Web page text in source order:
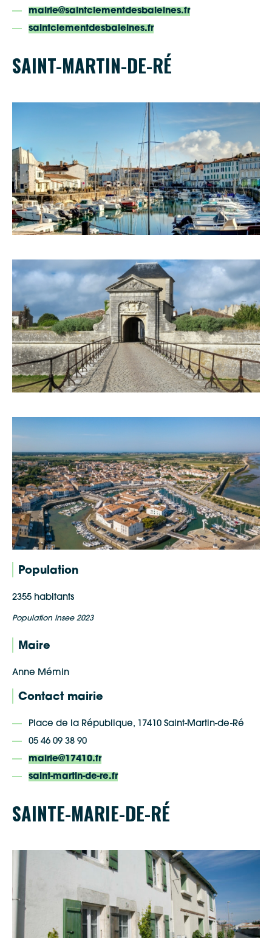
mairie@saintclementdesbaleines.fr
saintclementdesbaleines.fr
SAINT-MARTIN-DE-RÉ
Population
2355 habitants
Population Insee 2023
Maire
Anne Mémin
Contact mairie
Place de la République, 17410 Saint-Martin-de-Ré
05 46 09 38 90
mairie@17410.fr
saint-martin-de-re.fr
SAINTE-MARIE-DE-RÉ